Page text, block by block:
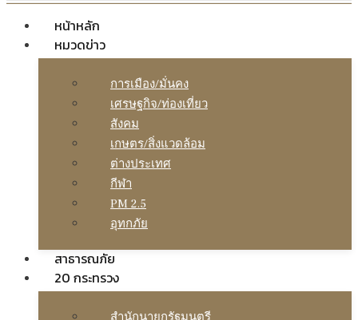
หน้าหลัก
หมวดข่าว
การเมือง/มั่นคง
เศรษฐกิจ/ท่องเที่ยว
สังคม
เกษตร/สิ่งแวดล้อม
ต่างประเทศ
กีฬา
PM 2.5
อุทกภัย
สาธารณภัย
20 กระทรวง